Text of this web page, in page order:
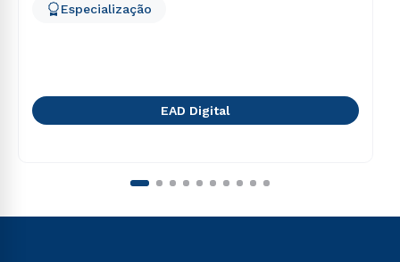
Especialização
EAD Digital